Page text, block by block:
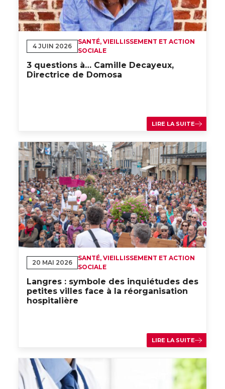
4 JUIN 2026
SANTÉ, VIEILLISSEMENT ET ACTION
SOCIALE
3 questions à… Camille Decayeux,
Directrice de Domosa
LIRE LA SUITE
20 MAI 2026
SANTÉ, VIEILLISSEMENT ET ACTION
SOCIALE
Langres : symbole des inquiétudes des
petites villes face à la réorganisation
hospitalière
LIRE LA SUITE